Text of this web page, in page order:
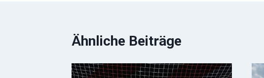
Ähnliche Beiträge